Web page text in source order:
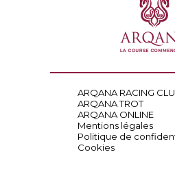
ARQANA RACING
ARQANA TROT
ARQANA ONLINE
Mentions légales
Politique de
Cookies